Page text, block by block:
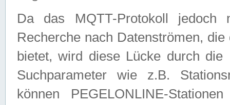
Da das MQTT-Protokoll jedoch
Recherche nach Datenströmen,
bietet, wird diese Lücke durch die
Suchparameter wie z.B.
können PEGELONLINE-